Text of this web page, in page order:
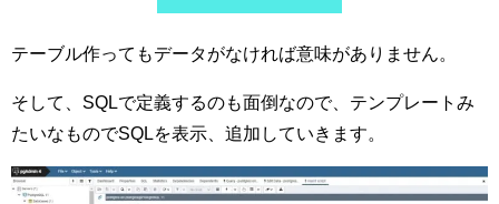
テーブル作ってもデータがなければ意味がありません。
そして、SQLで定義するのも面倒なので、テンプレートみ
たいなものでSQLを表示、追加していきます。